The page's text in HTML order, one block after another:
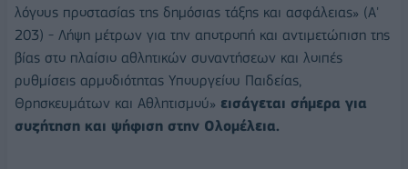
λόγους προστασίας της δημόσιας τάξης και ασφάλειας» (Α'
203) - Λήψη μέτρων για την αποτροπή και αντιμετώπιση της
βίας στο πλαίσιο αθλητικών συναντήσεων και λοιπές
ρυθμίσεις αρμοδιότητας Υπουργείου Παιδείας,
Θρησκευμάτων και Αθλητισμού» εισάγεται σήμερα για
συζήτηση και ψήφιση στην Ολομέλεια.